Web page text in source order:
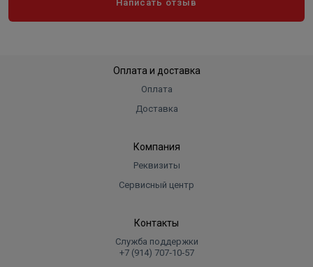
Написать отзыв
Оплата и доставка
Оплата
Доставка
Компания
Реквизиты
Сервисный центр
Контакты
Служба поддержки
+7 (914) 707‑10‑57